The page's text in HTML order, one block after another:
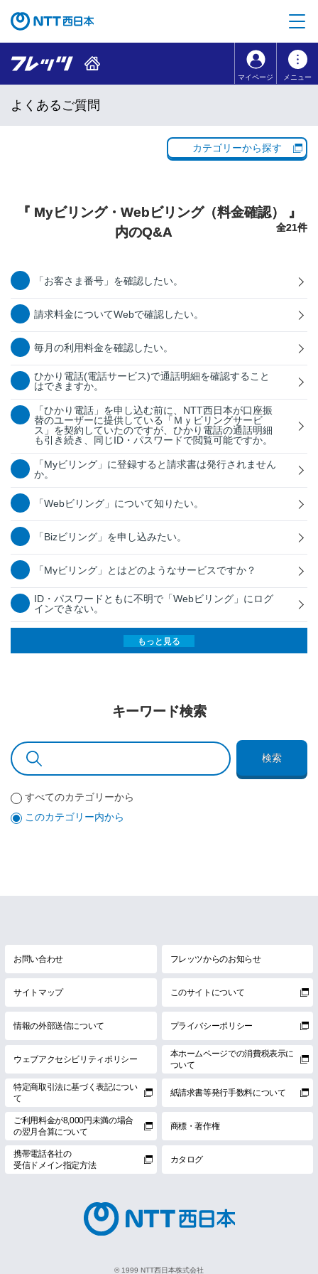
コンテンツのリンクナビゲーションへ移動
マイページ メニュー
よくあるご質問
カテゴリーから探す
『 Myビリング・Webビリング（料金確認） 』
内のQ&A
全21件
「お客さま番号」を確認したい。
請求料金についてWebで確認したい。
毎月の利用料金を確認したい。
ひかり電話(電話サービス)で通話明細を確認すること
はできますか。
「ひかり電話」を申し込む前に、NTT西日本が口座振
替のユーザーに提供している「Ｍｙビリングサービ
ス」を契約していたのですが、ひかり電話の通話明細
も引き続き、同じID・パスワードで閲覧可能ですか。
「Myビリング」に登録すると請求書は発行されません
か。
「Webビリング」について知りたい。
「Bizビリング」を申し込みたい。
「Myビリング」とはどのようなサービスですか？
ID・パスワードともに不明で「Webビリング」にログ
インできない。
もっと見る
キーワード検索
検索
すべてのカテゴリーから
このカテゴリー内から
お問い合わせ フレッツからのお知らせ
サイトマップ このサイトについて
情報の外部送信について プライバシーポリシー
ウェブアクセシビリティポリシー
本ホームページでの消費税表示に
ついて
特定商取引法に基づく表記につい
て
紙請求書等発行手数料について
ご利用料金が8,000円未満の場合
の翌月合算について
商標・著作権
携帯電話各社の
受信ドメイン指定方法
カタログ
© 1999 NTT西日本株式会社